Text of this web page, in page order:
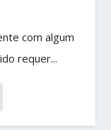
com algum
requer...